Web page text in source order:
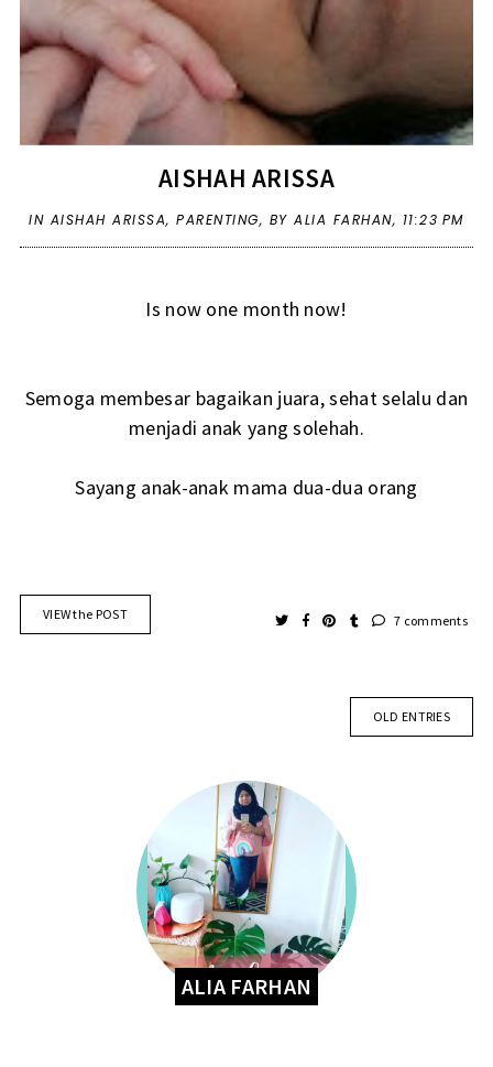
AISHAH ARISSA
IN AISHAH ARISSA,PARENTING, BY ALIA FARHAN, 11:23 PM
Is now one month now!
Semoga membesar bagaikan juara, sehat selalu dan
menjadi anak yang solehah.
Sayang anak-anak mama dua-dua orang
VIEW the POST 7 comments
OLD ENTRIES
ALIA FARHAN